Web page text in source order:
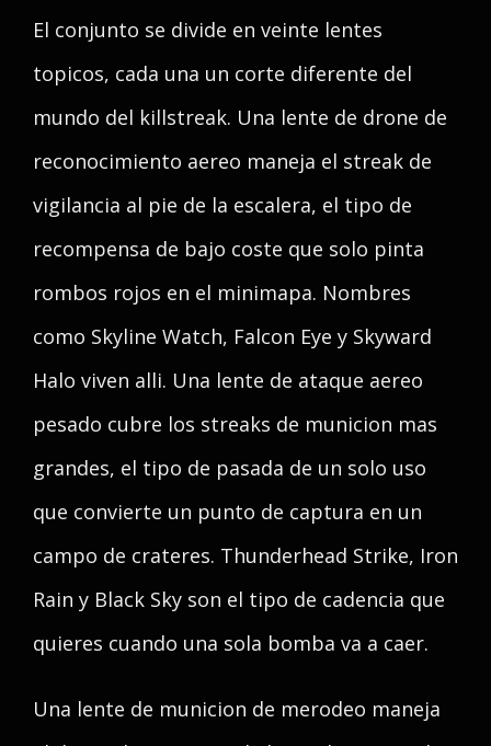
El conjunto se divide en veinte lentes
topicos, cada una un corte diferente del
mundo del killstreak. Una lente de drone de
reconocimiento aereo maneja el streak de
vigilancia al pie de la escalera, el tipo de
recompensa de bajo coste que solo pinta
rombos rojos en el minimapa. Nombres
como Skyline Watch, Falcon Eye y Skyward
Halo viven alli. Una lente de ataque aereo
pesado cubre los streaks de municion mas
grandes, el tipo de pasada de un solo uso
que convierte un punto de captura en un
campo de crateres. Thunderhead Strike, Iron
Rain y Black Sky son el tipo de cadencia que
quieres cuando una sola bomba va a caer.
Una lente de municion de merodeo maneja